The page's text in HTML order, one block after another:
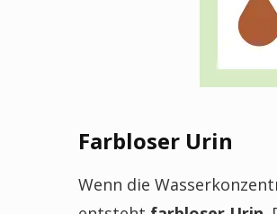
Farbloser Urin
Wenn die